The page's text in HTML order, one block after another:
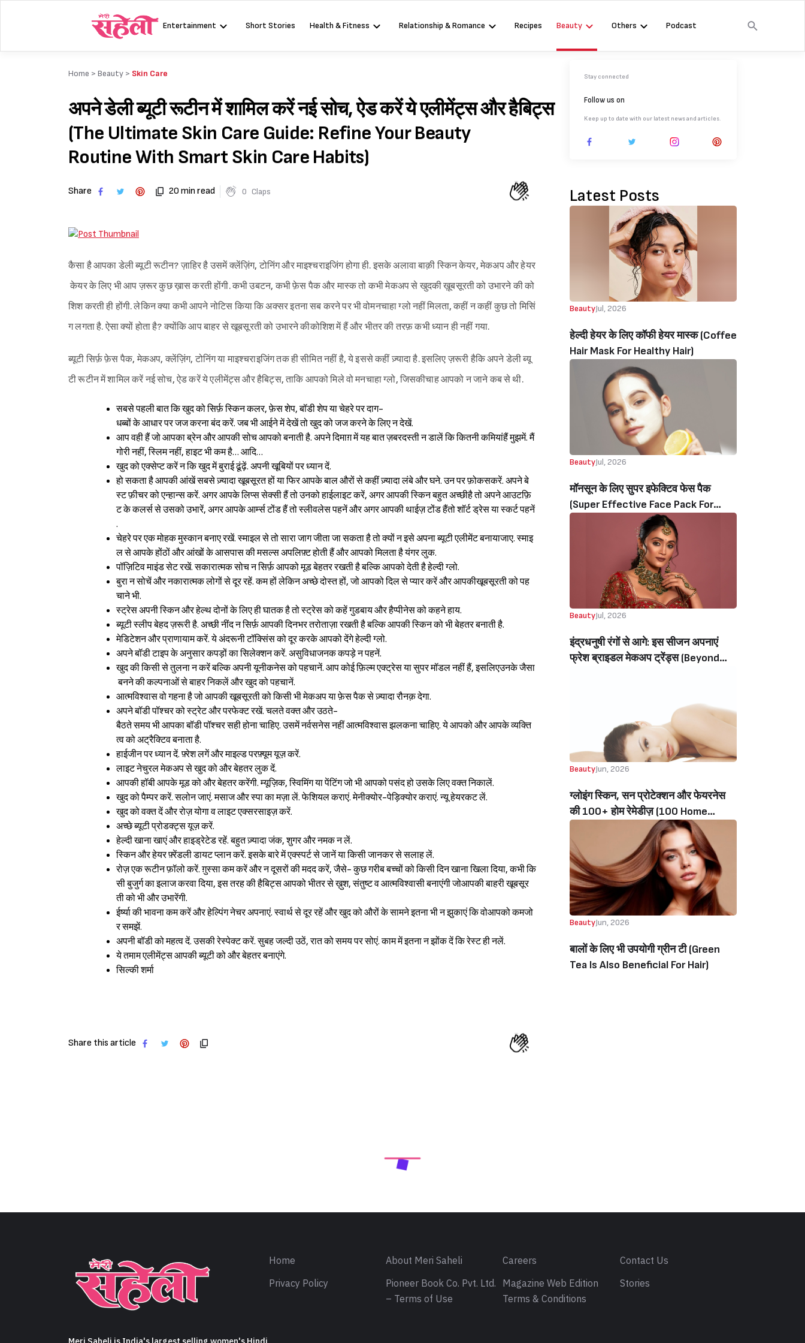
Sign in
Entertainment Short Stories Health & Fitness Relationship & Romance Recipes Beauty Others Podcast
Home > Beauty > Skin Care
अपने डेली ब्यूटी रूटीन में शामिल करें नई सोच, ऐड करें ये एलीमेंट्स और हैबिट्स
(The Ultimate Skin Care Guide: Refine Your Beauty
Routine With Smart Skin Care Habits)
Share 20 min read 0 Claps
कैसा है आपका डेली ब्यूटी रूटीन? ज़ाहिर है उसमें क्लेंज़िंग, टोनिंग और माइश्चराइजिंग होगा ही. इसके अलावा बाक़ी स्किन केयर, मेकअप और हेयर
केयर के लिए भी आप ज़रूर कुछ ख़ास करती होंगी. कभी उबटन, कभी फ़ेस पैक और मास्क तो कभी मेकअप से खुदकी ख़ूबसूरती को उभारने की को
शिश करती ही होंगी. लेकिन क्या कभी आपने नोटिस किया कि अक्सर इतना सब करने पर भी वोमनचाहा ग्लो नहीं मिलता, कहीं न कहीं कुछ तो मिसिं
ग लगता है. ऐसा क्यों होता है? क्योंकि आप बाहर से खूबसूरती को उभारने कीकोशिश में हैं और भीतर की तरफ़ कभी ध्यान ही नहीं गया.
ब्यूटी सिर्फ़ फ़ेस पैक, मेकअप, क्लेंज़िंग, टोनिंग या माइश्चराइजिंग तक ही सीमित नहीं है, ये इससे कहीं ज़्यादा है. इसलिए ज़रूरी हैकि अपने डेली ब्यू
टी रूटीन में शामिल करें नई सोच, ऐड करें ये एलीमेंट्स और हैबिट्स, ताकि आपको मिले वो मनचाहा ग्लो, जिसकीचाह आपको न जाने कब से थी.
सबसे पहली बात कि खुद को सिर्फ़ स्किन कलर, फ़ेस शेप, बॉडी शेप या चेहरे पर दाग-
धब्बों के आधार पर जज करना बंद करें. जब भी आईने में देखें तो खुद को जज करने के लिए न देखें.
आप वही हैं जो आपका ब्रेन और आपकी सोच आपको बनाती है. अपने दिमाग़ में यह बात ज़बरदस्ती न डालें कि कितनी कमियांहैं मुझमें. मैं
गोरी नहीं, स्लिम नहीं, हाइट भी कम है… आदि…
खुद को एक्सेप्ट करें न कि खुद में बुराई ढूंढ़ें. अपनी खूबियों पर ध्यान दें.
हो सकता है आपकी आंखें सबसे ज़्यादा खूबसूरत हों या फिर आपके बाल औरों से कहीं ज़्यादा लंबे और घने. उन पर फ़ोकसकरें. अपने बे
स्ट फ़ीचर को एन्हान्स करें. अगर आपके लिप्स सेक्सी हैं तो उनको हाईलाइट करें, अगर आपकी स्किन बहुत अच्छीहै तो अपने आउटफ़ि
ट के कलर्स से उसको उभारें, अगर आपके आर्म्स टोंड हैं तो स्लीवलेस पहनें और अगर आपकी थाईज़ टोंड हैंतो शॉर्ट ड्रेस या स्कर्ट पहनें
.
चेहरे पर एक मोहक मुस्कान बनाए रखें. स्माइल से तो सारा जाग जीता जा सकता है तो क्यों न इसे अपना ब्यूटी एलीमेंट बनायाजाए. स्माइ
ल से आपके होंठों और आंखों के आसपास की मसल्स अपलिफ़्ट होती हैं और आपको मिलता है यंगर लुक.
पॉज़िटिव माइंड सेट रखें. सकारात्मक सोच न सिर्फ़ आपको मूड बेहतर रखती है बल्कि आपको देती है हेल्दी ग्लो.
बुरा न सोचें और नकारात्मक लोगों से दूर रहें. कम हों लेकिन अच्छे दोस्त हों, जो आपको दिल से प्यार करें और आपकीखूबसूरती को पह
चाने भी.
स्ट्रेस अपनी स्किन और हेल्थ दोनों के लिए ही घातक है तो स्ट्रेस को कहें गुडबाय और हैप्पीनेस को कहने हाय.
ब्यूटी स्लीप बेहद ज़रूरी है. अच्छी नींद न सिर्फ़ आपकी दिनभर तरोताज़ा रखती है बल्कि आपकी स्किन को भी बेहतर बनाती है.
मेडिटेशन और प्राणायाम करें. ये अंदरूनी टॉक्सिंस को दूर करके आपको देंगे हेल्दी ग्लो.
अपने बॉडी टाइप के अनुसार कपड़ों का सिलेक्शन करें. असुविधाजनक कपड़े न पहनें.
खुद की किसी से तुलना न करें बल्कि अपनी यूनीकनेस को पहचानें. आप कोई फ़िल्म एक्ट्रेस या सुपर मॉडल नहीं हैं, इसलिएउनके जैसा
बनने की कल्पनाओं से बाहर निकलें और खुद को पहचानें.
आत्मविश्वास वो गहना है जो आपकी खूबसूरती को किसी भी मेकअप या फ़ेस पैक से ज़्यादा रौनक़ देगा.
अपने बॉडी पॉश्चर को स्ट्रेट और परफेक्ट रखें. चलते वक्त और उठते-
बैठते समय भी आपका बॉडी पॉश्चर सही होना चाहिए. उसमें नर्वसनेस नहीं आत्मविश्वास झलकना चाहिए. ये आपको और आपके व्यक्ति
त्व को अट्रैक्टिव बनाता है.
हाईजीन पर ध्यान दें. फ़्रेश लगें और माइल्ड परफ़्यूम यूज़ करें.
लाइट नेचुरल मेकअप से खुद को और बेहतर लुक दें.
आपकी हॉबी आपके मूड को और बेहतर करेंगी. म्यूज़िक, स्विमिंग या पेंटिंग जो भी आपको पसंद हो उसके लिए वक्त निकालें.
खुद को पैम्पर करें. सलोन जाएं. मसाज और स्पा का मज़ा लें. फेशियल कराएं. मेनीक्योर-पेड़िक्योर कराएं. न्यू हेयरकट लें.
खुद को वक्त दें और रोज़ योगा व लाइट एक्सरसाइज़ करें.
अच्छे ब्यूटी प्रोडक्ट्स यूज़ करें.
हेल्दी खाना खाएं और हाइड्रेटेड रहें. बहुत ज़्यादा जंक, शुगर और नमक न लें.
स्किन और हेयर फ़्रेंडली डायट प्लान करें. इसके बारे में एक्स्पर्ट से जानें या किसी जानकर से सलाह लें.
रोज़ एक रूटीन फ़ॉलो करें. ग़ुस्सा कम करें और न दूसरों की मदद करें, जैसे- कुछ गरीब बच्चों को किसी दिन खाना खिला दिया, कभी कि
सी बुजुर्ग का इलाज करवा दिया, इस तरह की हैबिट्स आपको भीतर से ख़ुश, संतुष्ट व आत्मविश्वासी बनाएंगी जोआपकी बाहरी खूबसूर
ती को भी और उभारेंगी.
ईर्ष्या की भावना कम करें और हेल्पिंग नेचर अपनाएं. स्वार्थ से दूर रहें और खुद को औरों के सामने इतना भी न झुकाएं कि वोआपको कमजो
र समझें.
अपनी बॉडी को महत्व दें. उसकी रेस्पेक्ट करें. सुबह जल्दी उठें, रात को समय पर सोएं. काम में इतना न झोंक दें कि रेस्ट ही नलें.
ये तमाम एलीमेंट्स आपकी ब्यूटी को और बेहतर बनाएंगे.
सिल्की शर्मा
Share this article
Stay connected
Follow us on
Keep up to date with our latest news and articles.
Latest Posts
BeautyJul, 2026
हेल्दी हेयर के लिए कॉफी हेयर मास्क (Coffee
Hair Mask For Healthy Hair)
BeautyJul, 2026
मॉनसून के लिए सुपर इफेक्टिव फेस पैक
(Super Effective Face Pack For
Monsoon Beauty)
BeautyJul, 2026
इंद्रधनुषी रंगों से आगे: इस सीजन अपनाएं
फ्रेश ब्राइडल मेकअप ट्रेंड्स (Beyond
BeautyJun, 2026
ग्लोइंग स्किन, सन प्रोटेक्शन और फेयरनेस
की 100+ होम रेमेडीज़ (100 Home
Remedies For Glowing Skin, UV
Protection, Fairness, Dark Circles)
BeautyJun, 2026
बालों के लिए भी उपयोगी ग्रीन टी (Green
Tea Is Also Beneficial For Hair)
Home About Meri Saheli Careers
Contact Us
Privacy Policy
Pioneer Book Co. Pvt. Ltd.
– Terms of Use
Magazine Web Edition
Terms & Conditions
Stories